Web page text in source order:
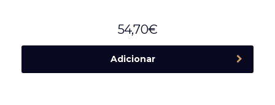
54,70€
Adicionar